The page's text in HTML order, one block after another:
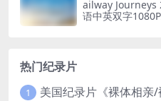
ailway Journeys
语中英双字
热门纪录片
1